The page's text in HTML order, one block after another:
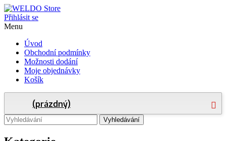
Přihlásit se
Menu
Úvod
Obchodní podmínky
Možnosti dodání
Moje objednávky
Košík
(prázdný)
Vyhledávání